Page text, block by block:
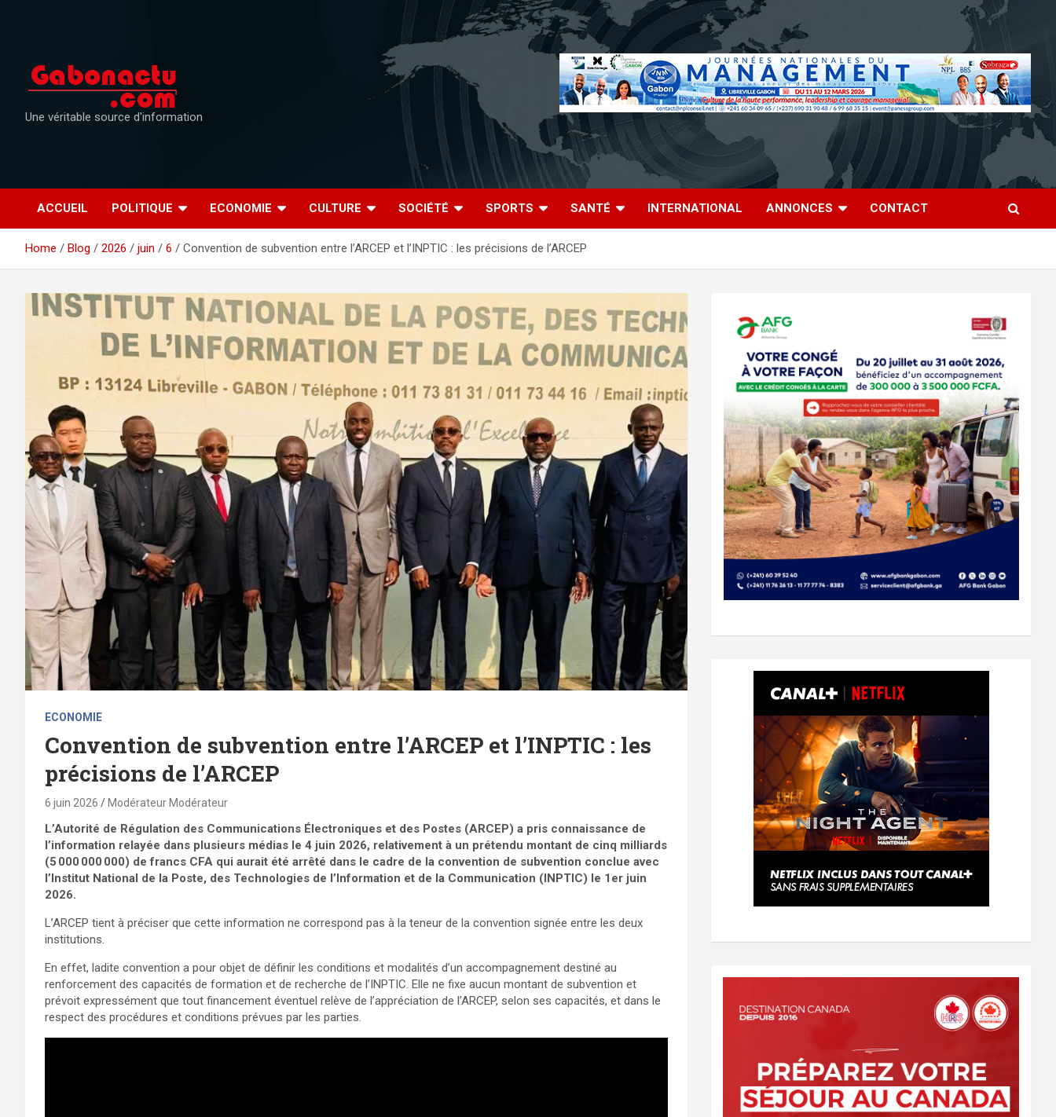
Une véritable source d'information
ACCUEIL POLITIQUE ECONOMIE CULTURE SOCIÉTÉ SPORTS SANTÉ INTERNATIONAL ANNONCES CONTACT
Home Blog 2026 juin 6 Convention de subvention entre l’ARCEP et l’INPTIC : les précisions de l’ARCEP
ECONOMIE
Convention de subvention entre l’ARCEP et l’INPTIC : les
précisions de l’ARCEP
6 juin 2026 Modérateur Modérateur
L’Autorité de Régulation des Communications Électroniques et des Postes (ARCEP) a pris connaissance de
l’information relayée dans plusieurs médias le 4 juin 2026, relativement à un prétendu montant de cinq milliards
(5 000 000 000) de francs CFA qui aurait été arrêté dans le cadre de la convention de subvention conclue avec
l’Institut National de la Poste, des Technologies de l’Information et de la Communication (INPTIC) le 1er juin
2026.
L’ARCEP tient à préciser que cette information ne correspond pas à la teneur de la convention signée entre les deux
institutions.
En effet, ladite convention a pour objet de définir les conditions et modalités d’un accompagnement destiné au
renforcement des capacités de formation et de recherche de l’INPTIC. Elle ne fixe aucun montant de subvention et
prévoit expressément que tout financement éventuel relève de l’appréciation de l’ARCEP, selon ses capacités, et dans le
respect des procédures et conditions prévues par les parties.